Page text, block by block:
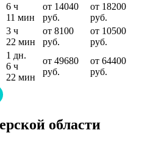
6 ч
11 мин
от 14040
руб.
от 18200
руб.
3 ч
22 мин
от 8100
руб.
от 10500
руб.
1 дн.
6 ч
22 мин
от 49680
руб.
от 64400
руб.
области